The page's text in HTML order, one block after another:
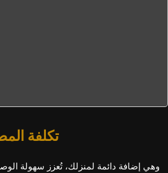
تكلفة
وهي إضافة دائمة لمنزلك، تُعزز سهولة